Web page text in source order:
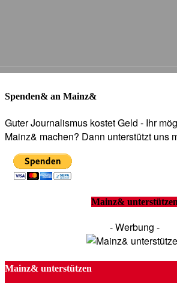
Spenden& an Mainz&
Guter Journalismus kostet Geld - Ihr
Mainz& machen? Dann unterstützt uns
Mainz& unterstützen
- Werbung -
Mainz& unterstützen